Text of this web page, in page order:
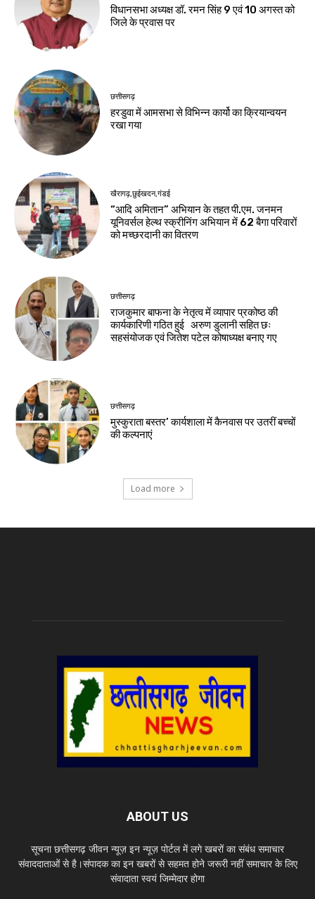
विधानसभा अध्यक्ष डॉ. रमन सिंह 9 एवं 10 अगस्त को
जिले के प्रवास पर
छत्तीसगढ़
हरडुवा में आमसभा से विभिन्न कार्यो का क्रियान्वयन
रखा गया
खैरागढ़,छुईखदन,गंडई
“आदि अमितान” अभियान के तहत पी.एम. जनमन
यूनिवर्सल हेल्थ स्क्रीनिंग अभियान में 62 बैगा परिवारों
को मच्छरदानी का वितरण
छत्तीसगढ़
राजकुमार बाफना के नेतृत्व में व्यापार प्रकोष्ठ की
कार्यकारिणी गठित हुई अरुण डुलानी सहित छः
सहसंयोजक एवं जितेश पटेल कोषाध्यक्ष बनाए गए
छत्तीसगढ़
मुस्कुराता बस्तर’ कार्यशाला में कैनवास पर उतरीं बच्चों
की कल्पनाएं
Load more
ABOUT US
सूचना छत्तीसगढ़ जीवन न्यूज़ इन न्यूज़ पोर्टल में लगे खबरों का संबंध समाचार
संवाददाताओं से है।संपादक का इन खबरों से सहमत होने जरूरी नहीं समाचार के लिए
संवादाता स्वयं जिम्मेदार होगा